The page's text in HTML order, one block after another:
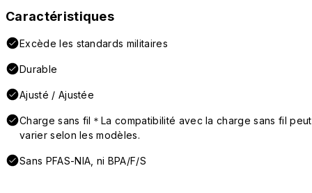
Caractéristiques
Excède les standards militaires
Durable
Ajusté / Ajustée
Charge sans fil＊La compatibilité avec la charge sans fil peut
varier selon les modèles.
Sans PFAS-NIA, ni BPA/F/S